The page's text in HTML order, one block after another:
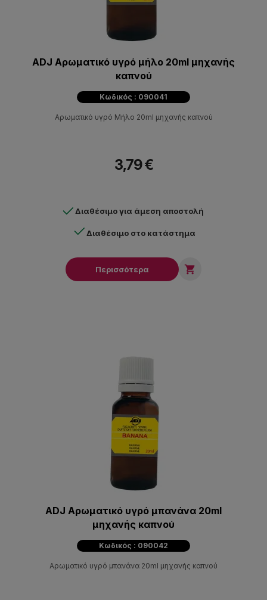
ADJ Αρωματικό υγρό μήλο 20ml μηχανής
καπνού
Κωδικός : 090041
Αρωματικό υγρό Μήλο 20ml μηχανής καπνού
3,79 €
Διαθέσιμο για άμεση αποστολή
Διαθέσιμο στο κατάστημα
Περισσότερα 
ADJ Αρωματικό υγρό μπανάνα 20ml
μηχανής καπνού
Κωδικός : 090042
Αρωματικό υγρό μπανάνα 20ml μηχανής καπνού